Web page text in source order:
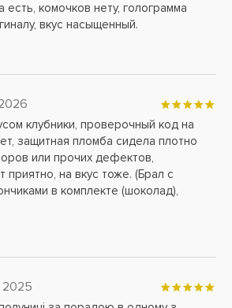
комочков нету, голограмма
вкус насыщенный.
клубники, проверочный код на
защитная пломба сидела плотно
или прочих дефектов,
на вкус тоже. (Брал с
в комплекте (шоколад),
2025